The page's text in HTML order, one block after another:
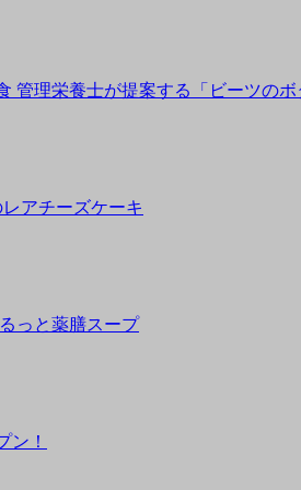
管理栄養士が提案する「ビーツのボ
アチーズケーキ
っと薬膳スープ
ン！